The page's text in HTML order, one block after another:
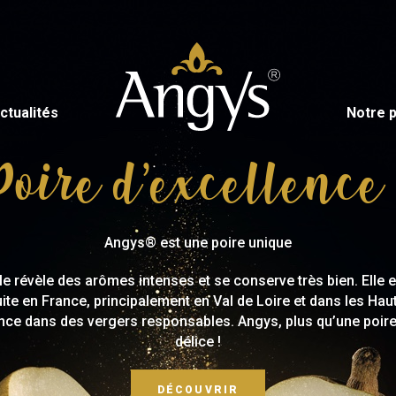
Notre
Angys® est une poire unique
révèle des arômes intenses et se conserve très bien. Elle
en France, principalement en Val de Loire et dans les
dans des vergers responsables. Angys, plus qu’une
délice !
DÉCOUVRIR